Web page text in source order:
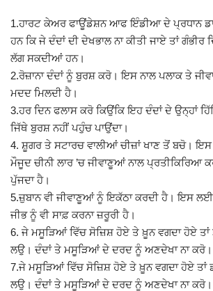
Privacy Policy
Malout News
History of Malout
Giddarbaha
Railway Time Table
Lambi
Sri Muktsar Sahib News
Punjab
1.ਹਾਰਟ ਕੇਅਰ ਫਾਊਂਡੇਸ਼ਨ ਆਫ ਇੰਡੀਆ ਦੇ ਪ੍ਰਧਾਨ
ਹਨ ਕਿ ਜੇ ਦੰਦਾਂ ਦੀ ਦੇਖਭਾਲ ਨਾ ਕੀਤੀ ਜਾਏ ਤਾਂ
ਲੱਗ ਸਕਦੀਆਂ ਹਨ।
2.ਰੋਜ਼ਾਨਾ ਦੰਦਾਂ ਨੂੰ ਬੁਰਸ਼ ਕਰੋ। ਇਸ ਨਾਲ ਪਲਾਕ ਤੇ
ਮਦਦ ਮਿਲਦੀ ਹੈ।
3.ਹਰ ਦਿਨ ਫਲਾਸ ਕਰੋ ਕਿਉਂਕਿ ਇਹ ਦੰਦਾਂ ਦੇ ਉਨ੍ਹਾਂ
ਜਿੱਥੇ ਬੁਰਸ਼ ਨਹੀਂ ਪਹੁੰਚ ਪਾਉਂਦਾ।
4. ਸ਼ੂਗਰ ਤੇ ਸਟਾਰਚ ਵਾਲੀਆਂ ਚੀਜ਼ਾਂ ਖਾਣ ਤੋਂ ਬਚੋ। ਇਸ
ਮੌਜੂਦ ਚੀਨੀ ਲਾਰ ’ਚ ਜੀਵਾਣੂਆਂ ਨਾਲ ਪ੍ਰਤੀਕਿਰਿਆ
ਪੁੱਜਦਾ ਹੈ।
5.ਜ਼ੁਬਾਨ ਵੀ ਜੀਵਾਣੂਆਂ ਨੂੰ ਇਕੱਠਾ ਕਰਦੀ ਹੈ। ਇਸ
ਜੀਭ ਨੂੰ ਵੀ ਸਾਫ਼ ਕਰਨਾ ਜ਼ਰੂਰੀ ਹੈ।
6. ਜੇ ਮਸੂੜਿਆਂ ਵਿੱਚ ਸੋਜ਼ਿਸ਼ ਹੋਏ ਤੇ ਖ਼ੂਨ ਵਗਦਾ ਹੋਏ ਤਾਂ
ਲਉ। ਦੰਦਾਂ ਤੇ ਮਸੂੜਿਆਂ ਦੇ ਦਰਦ ਨੂੰ ਅਣਦੇਖਾ ਨਾ ਕਰੋ।
7.ਜੇ ਮਸੂੜਿਆਂ ਵਿੱਚ ਸੋਜ਼ਿਸ਼ ਹੋਏ ਤੇ ਖ਼ੂਨ ਵਗਦਾ ਹੋਏ ਤਾਂ
ਲਉ। ਦੰਦਾਂ ਤੇ ਮਸੂੜਿਆਂ ਦੇ ਦਰਦ ਨੂੰ ਅਣਦੇਖਾ ਨਾ ਕਰੋ।